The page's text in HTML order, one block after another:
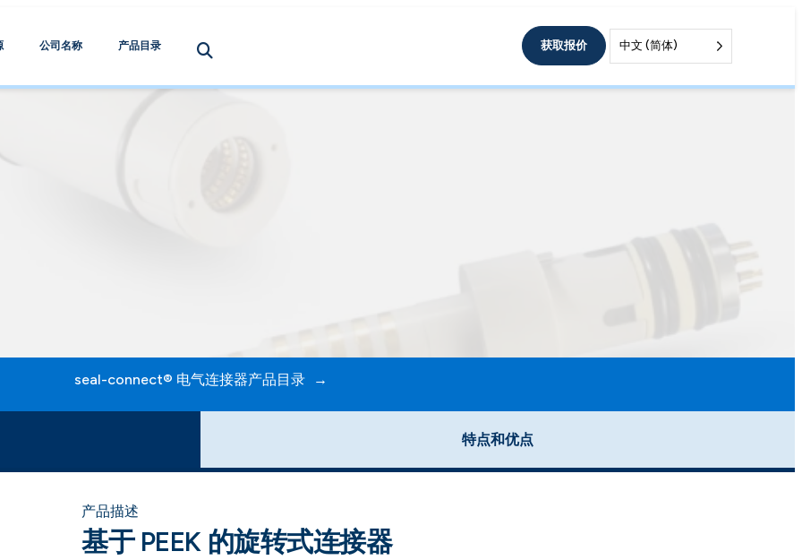
公司名称 产品目录 获取报价 中文 (简体)
seal-connect® 电气连接器产品目录
特点和优点
产品描述
基于 PEEK 的旋转式连接器